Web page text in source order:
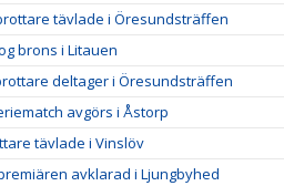
tävlade i Öresundsträffen
brons i Litauen
deltager i Öresundsträffen
avgörs i Åstorp
tävlade i Vinslöv
avklarad i Ljungbyhed